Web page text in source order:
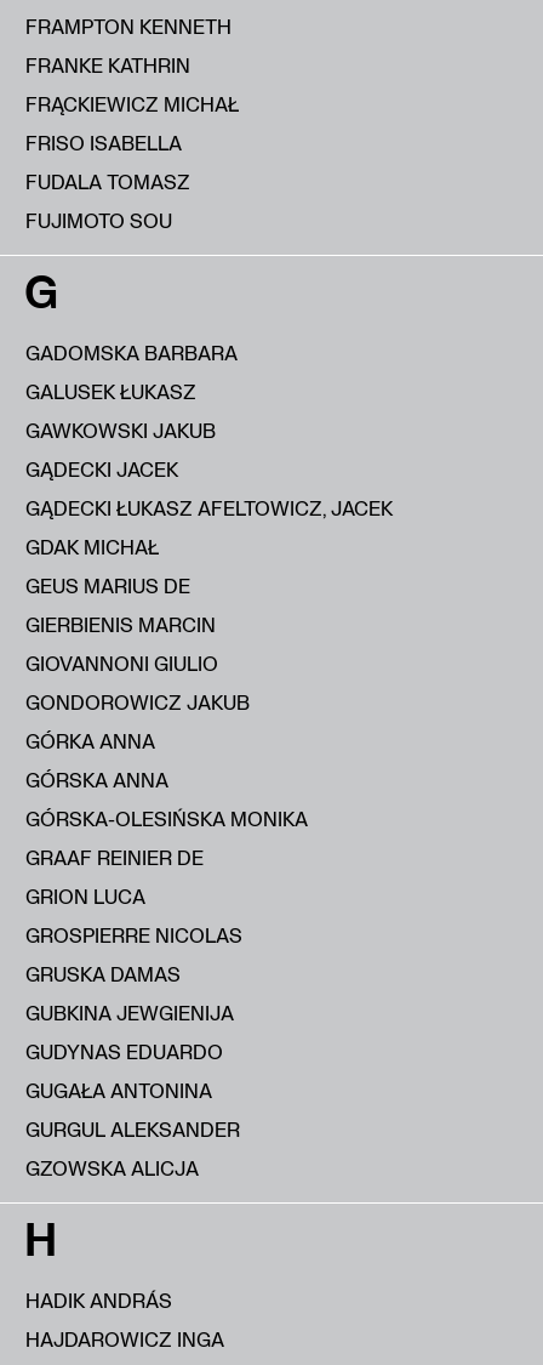
FRAMPTON KENNETH
FRANKE KATHRIN
FRĄCKIEWICZ MICHAŁ
FRISO ISABELLA
FUDALA TOMASZ
FUJIMOTO SOU
G
GADOMSKA BARBARA
GALUSEK ŁUKASZ
GAWKOWSKI JAKUB
GĄDECKI JACEK
GĄDECKI ŁUKASZ AFELTOWICZ, JACEK
GDAK MICHAŁ
GEUS MARIUS DE
GIERBIENIS MARCIN
GIOVANNONI GIULIO
GONDOROWICZ JAKUB
GÓRKA ANNA
GÓRSKA ANNA
GÓRSKA-OLESIŃSKA MONIKA
GRAAF REINIER DE
GRION LUCA
GROSPIERRE NICOLAS
GRUSKA DAMAS
GUBKINA JEWGIENIJA
GUDYNAS EDUARDO
GUGAŁA ANTONINA
GURGUL ALEKSANDER
GZOWSKA ALICJA
H
HADIK ANDRÁS
HAJDAROWICZ INGA